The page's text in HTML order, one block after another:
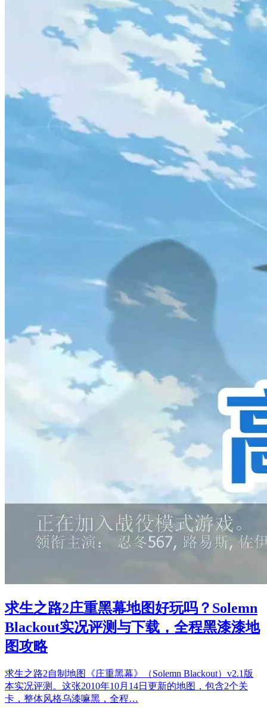
求生之路2庄重黑幕地图好玩吗？Solemn
Blackout实况评测与下载，全程黑漆漆地
图攻略
求生之路2自制地图《庄重黑幕》（Solemn Blackout）v2.1版
本实况评测。这张2010年10月14日更新的地图，包含2个关
卡，整体风格乌漆嘛黑，全程…